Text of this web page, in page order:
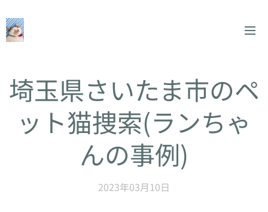
埼玉県さいたま市のペ
ット猫捜索(ランちゃ
んの事例)
2023年03月10日